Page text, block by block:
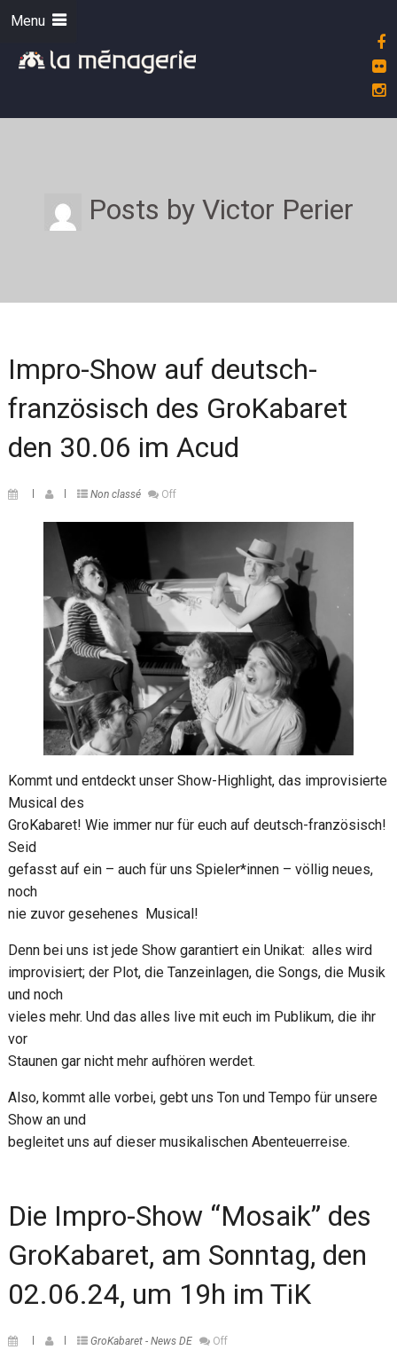
Menu
Posts by Victor Perier
Impro-Show auf deutsch-
französisch des GroKabaret
den 30.06 im Acud
Non classé Off
Kommt und entdeckt unser Show-Highlight, das improvisierte
Musical des
GroKabaret! Wie immer nur für euch auf deutsch-französisch!
Seid
gefasst auf ein – auch für uns Spieler*innen – völlig neues,
noch
nie zuvor gesehenes Musical!
Denn bei uns ist jede Show garantiert ein Unikat: alles wird
improvisiert; der Plot, die Tanzeinlagen, die Songs, die Musik
und noch
vieles mehr. Und das alles live mit euch im Publikum, die ihr
vor
Staunen gar nicht mehr aufhören werdet.
Also, kommt alle vorbei, gebt uns Ton und Tempo für unsere
Show an und
begleitet uns auf dieser musikalischen Abenteuerreise.
Die Impro-Show “Mosaik” des
GroKabaret, am Sonntag, den
02.06.24, um 19h im TiK
GroKabaret - News DE Off